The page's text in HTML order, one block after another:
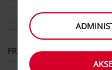
Velg et annet
FRA DATO